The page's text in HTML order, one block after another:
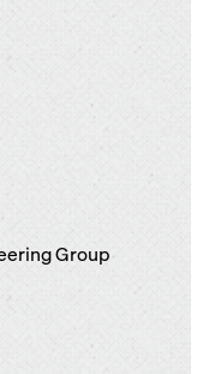
Group